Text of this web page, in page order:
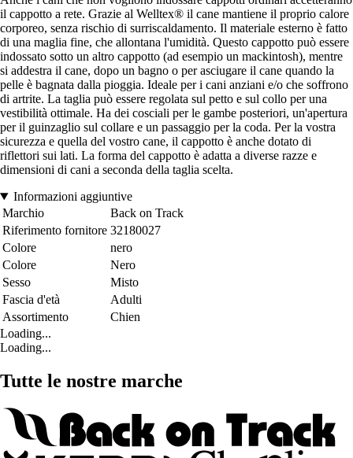
il cappotto a rete. Grazie al Welltex® il cane mantiene il proprio calore
corporeo, senza rischio di surriscaldamento. Il materiale esterno è fatto
di una maglia fine, che allontana l'umidità. Questo cappotto può essere
indossato sotto un altro cappotto (ad esempio un mackintosh), mentre
si addestra il cane, dopo un bagno o per asciugare il cane quando la
pelle è bagnata dalla pioggia. Ideale per i cani anziani e/o che soffrono
di artrite. La taglia può essere regolata sul petto e sul collo per una
vestibilità ottimale. Ha dei cosciali per le gambe posteriori, un'apertura
per il guinzaglio sul collare e un passaggio per la coda. Per la vostra
sicurezza e quella del vostro cane, il cappotto è anche dotato di
riflettori sui lati. La forma del cappotto è adatta a diverse razze e
dimensioni di cani a seconda della taglia scelta.
Informazioni aggiuntive
Marchio
Back on Track
Riferimento fornitore 32180027
Colore
nero
Colore
Nero
Sesso
Misto
Fascia d'età
Adulti
Assortimento
Chien
Loading...
Loading...
Tutte le nostre marche